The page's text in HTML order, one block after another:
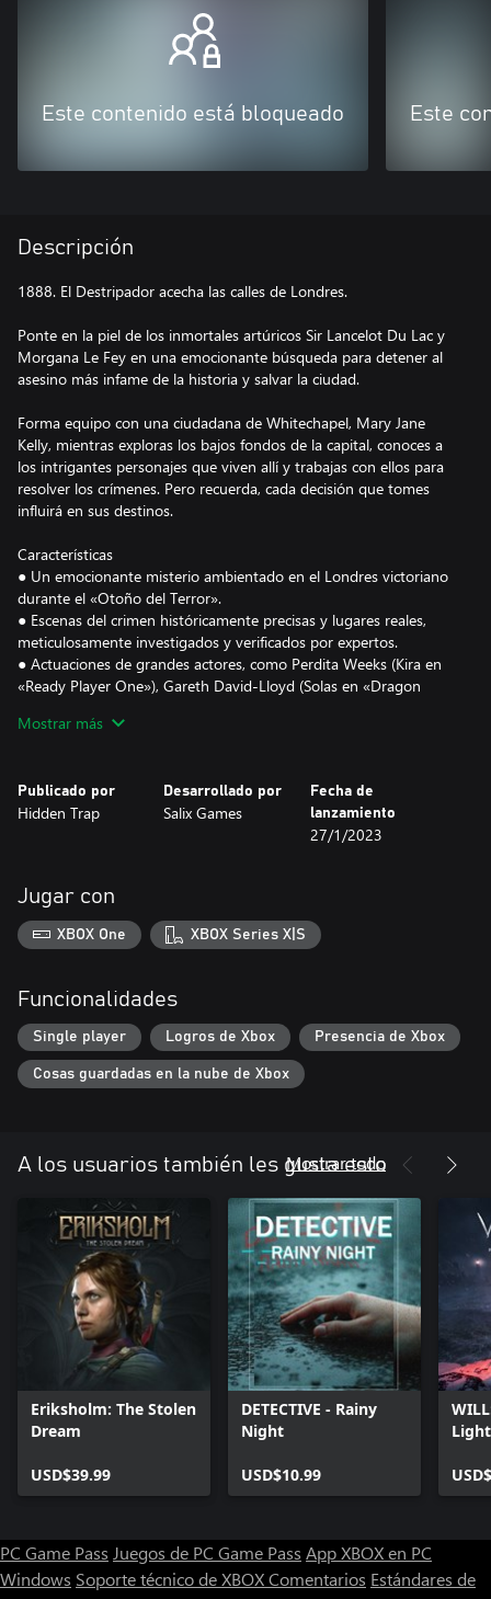
Este contenido está bloqueado Este
Descripción
1888. El Destripador acecha las calles de Londres.
Ponte en la piel de los inmortales artúricos Sir Lancelot Du Lac y
Morgana Le Fey en una emocionante búsqueda para detener al
asesino más infame de la historia y salvar la ciudad.
Forma equipo con una ciudadana de Whitechapel, Mary Jane
Kelly, mientras exploras los bajos fondos de la capital, conoces a
los intrigantes personajes que viven allí y trabajas con ellos para
resolver los crímenes. Pero recuerda, cada decisión que tomes
influirá en sus destinos.
Características
● Un emocionante misterio ambientado en el Londres victoriano
durante el «Otoño del Terror».
● Escenas del crimen históricamente precisas y lugares reales,
meticulosamente investigados y verificados por expertos.
● Actuaciones de grandes actores, como Perdita Weeks (Kira en
«Ready Player One»), Gareth David-Lloyd (Solas en «Dragon
● Historia de Philip Huxley («Batman: Arkham Knight» y
Premios
● Ganador del TIGA Games Industry Awards al «Mejor diseño de
● Finalista del TIGA Games Industry Awards en la categoría
«British Heritage».
● Nominado a los G.A.N.G. Awards por «Mejor diálogo en un
juego independiente»
Fey (empate)»
Mostrar más
Publicado por
Hidden Trap
Desarrollado por
Salix Games
Fecha de
lanzamiento
27/1/2023
Jugar con
XBOX One XBOX Series X|S
Funcionalidades
Single player Logros de Xbox Presencia de Xbox
Cosas guardadas en la nube de Xbox
A los usuarios también les gusta esto
Mostrar todo
Eriksholm: The Stolen
Dream
USD$39.99
DETECTIVE - Rainy
Night
USD$10.99
Light
PC Game Pass Juegos de PC Game Pass App XBOX en PC
Windows Soporte técnico de XBOXComentarios Estándares de